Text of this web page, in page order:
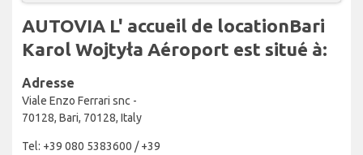
AUTOVIA L' accueil de locationBari
Karol Wojtyła Aéroport est situé à:
Adresse
Viale Enzo Ferrari snc -
70128, Bari, 70128, Italy
Tel: +39 080 5383600 / +39